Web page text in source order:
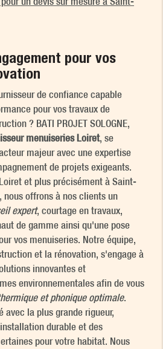
pour vos
de confiance capable
pour vos travaux de
? BATI PROJET SOLOGNE,
menuiseries Loiret, se
majeur avec une expertise
de projets exigeants.
et plus précisément à Saint-
nous offrons à nos clients un
expert, courtage en travaux,
de gamme ainsi qu'une pose
vos menuiseries. Notre équipe,
et la rénovation, s'engage à
innovantes et
environnementales afin de vous
et phonique optimale.
avec la plus grande rigueur,
durable et des
pour votre habitat. Nous